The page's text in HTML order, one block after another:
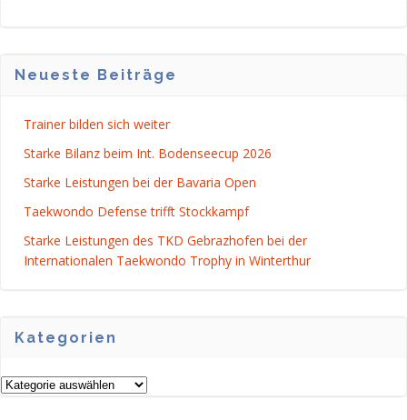
Neueste Beiträge
Trainer bilden sich weiter
Starke Bilanz beim Int. Bodenseecup 2026
Starke Leistungen bei der Bavaria Open
Taekwondo Defense trifft Stockkampf
Starke Leistungen des TKD Gebrazhofen bei der
Internationalen Taekwondo Trophy in Winterthur
Kategorien
Kategorien